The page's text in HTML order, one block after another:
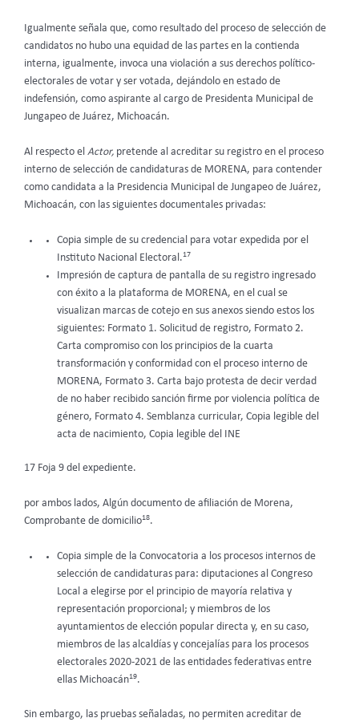
Igualmente señala que, como resultado del proceso de selección de
candidatos no hubo una equidad de las partes en la contienda
interna, igualmente, invoca una violación a sus derechos político-
electorales de votar y ser votada, dejándolo en estado de
indefensión, como aspirante al cargo de Presidenta Municipal de
Jungapeo de Juárez, Michoacán.
Al respecto el Actor, pretende al acreditar su registro en el proceso
interno de selección de candidaturas de MORENA, para contender
como candidata a la Presidencia Municipal de Jungapeo de Juárez,
Michoacán, con las siguientes documentales privadas:
Copia simple de su credencial para votar expedida por el
Instituto Nacional Electoral.17
Impresión de captura de pantalla de su registro ingresado
con éxito a la plataforma de MORENA, en el cual se
visualizan marcas de cotejo en sus anexos siendo estos los
siguientes: Formato 1. Solicitud de registro, Formato 2.
Carta compromiso con los principios de la cuarta
transformación y conformidad con el proceso interno de
MORENA, Formato 3. Carta bajo protesta de decir verdad
de no haber recibido sanción firme por violencia política de
género, Formato 4. Semblanza curricular, Copia legible del
acta de nacimiento, Copia legible del INE
17 Foja 9 del expediente.
por ambos lados, Algún documento de afiliación de Morena,
Comprobante de domicilio18.
Copia simple de la Convocatoria a los procesos internos de
selección de candidaturas para: diputaciones al Congreso
Local a elegirse por el principio de mayoría relativa y
representación proporcional; y miembros de los
ayuntamientos de elección popular directa y, en su caso,
miembros de las alcaldías y concejalías para los procesos
electorales 2020-2021 de las entidades federativas entre
ellas Michoacán19.
Sin embargo, las pruebas señaladas, no permiten acreditar de